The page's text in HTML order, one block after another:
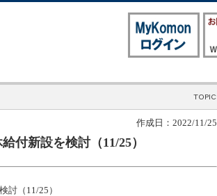
作成日：2022/11/25
付新設を検討（11/25）
討（11/25）